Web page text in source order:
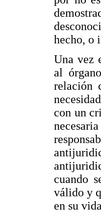
hecho, o
Una vez
al
relación
con un
cuando
válido y
en su